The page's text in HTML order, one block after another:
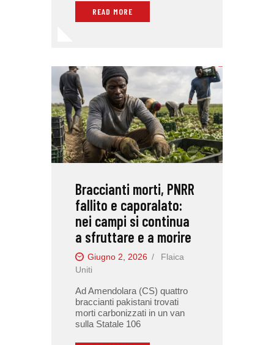
READ MORE
Braccianti morti, PNRR
fallito e caporalato:
nei campi si continua
a sfruttare e a morire
Giugno 2, 2026
Flaica
Uniti
Ad Amendolara (CS) quattro
braccianti pakistani trovati
morti carbonizzati in un van
sulla Statale 106